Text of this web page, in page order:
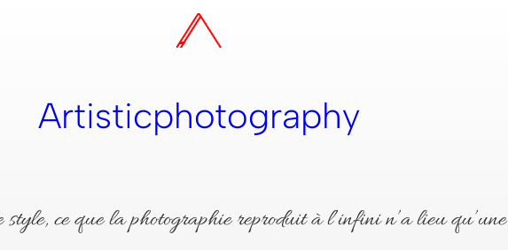
Artisticphotography
ce que la photographie reproduit à l’infini n’a lieu